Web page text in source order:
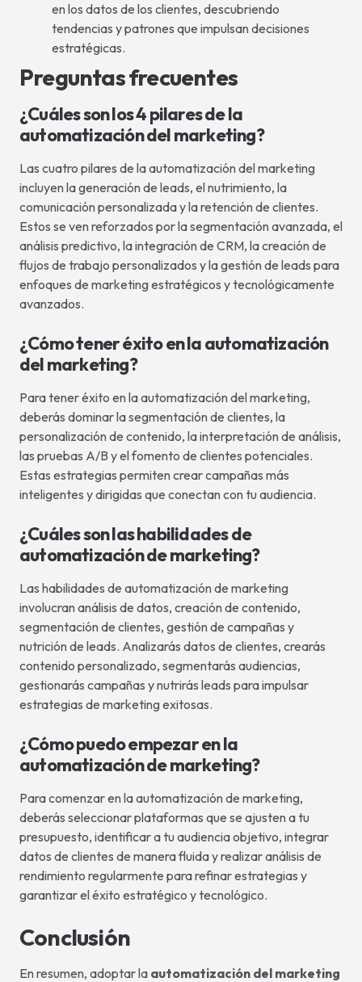
en los datos de los clientes, descubriendo
tendencias y patrones que impulsan decisiones
estratégicas.
Preguntas frecuentes
¿Cuáles son los 4 pilares de la
automatización del marketing?
Las cuatro pilares de la automatización del marketing
incluyen la generación de leads, el nutrimiento, la
comunicación personalizada y la retención de clientes.
Estos se ven reforzados por la segmentación avanzada, el
análisis predictivo, la integración de CRM, la creación de
flujos de trabajo personalizados y la gestión de leads para
enfoques de marketing estratégicos y tecnológicamente
avanzados.
¿Cómo tener éxito en la automatización
del marketing?
Para tener éxito en la automatización del marketing,
deberás dominar la segmentación de clientes, la
personalización de contenido, la interpretación de análisis,
las pruebas A/B y el fomento de clientes potenciales.
Estas estrategias permiten crear campañas más
inteligentes y dirigidas que conectan con tu audiencia.
¿Cuáles son las habilidades de
automatización de marketing?
Las habilidades de automatización de marketing
involucran análisis de datos, creación de contenido,
segmentación de clientes, gestión de campañas y
nutrición de leads. Analizarás datos de clientes, crearás
contenido personalizado, segmentarás audiencias,
gestionarás campañas y nutrirás leads para impulsar
estrategias de marketing exitosas.
¿Cómo puedo empezar en la
automatización de marketing?
Para comenzar en la automatización de marketing,
deberás seleccionar plataformas que se ajusten a tu
presupuesto, identificar a tu audiencia objetivo, integrar
datos de clientes de manera fluida y realizar análisis de
rendimiento regularmente para refinar estrategias y
garantizar el éxito estratégico y tecnológico.
Conclusión
En resumen, adoptar la automatización del marketing